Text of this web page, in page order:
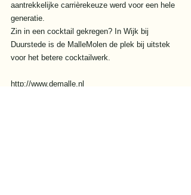
aantrekkelijke carrièrekeuze werd voor een hele
generatie.
Zin in een cocktail gekregen? In Wijk bij
Duurstede is de MalleMolen de plek bij uitstek
voor het betere cocktailwerk.
http://www.demalle.nl